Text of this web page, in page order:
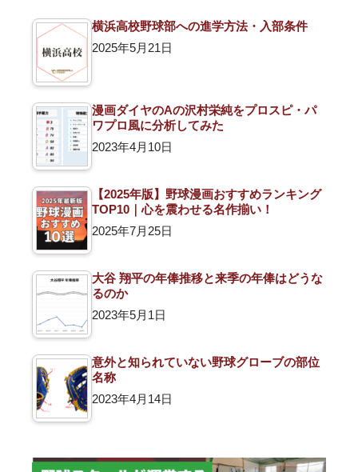
横浜高校野球部への進学方法・入部条件
2025年5月21日
漫画ダイヤのAの沢村栄純をプロスピ・パ
ワプロ風に分析してみた
2023年4月10日
【2025年版】野球漫画おすすめランキング
TOP10｜心を震わせる名作揃い！
2025年7月25日
大谷 翔平の年俸推移と来季の年俸はどうな
るのか
2023年5月1日
意外と知られていない野球グローブの部位
名称
2023年4月14日